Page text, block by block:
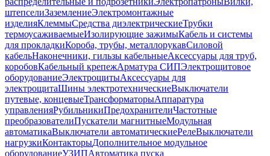
штепселиЗаземлениеЭлектромонтажные
изделияКлеммыСредства диэлектрическиеТрубки
термоусаживаемыеИзолирующие зажимыКабель и системы
для прокладкиКороба, трубы, металлорукавСиловой
кабельНаконечники, гильзы кабельныеАксессуары для труб,
коробовКабельный крепежАрматура СИПЭлектрощитовое
оборудованиеЭлектрощитыАксессуары для
электрощитаШины электротехническиеВыключатели
путевые, концевыеТрансформаторыАппаратура
управленияРубильникиПредохранителиЧастотные
преобразователиПускатели магнитныеМодульная
автоматикаВыключатели автоматическиеРелеВыключатели
нагрузкиКонтакторыДополнительное модульное
оборудованиеУЗИПАвтоматика пуска